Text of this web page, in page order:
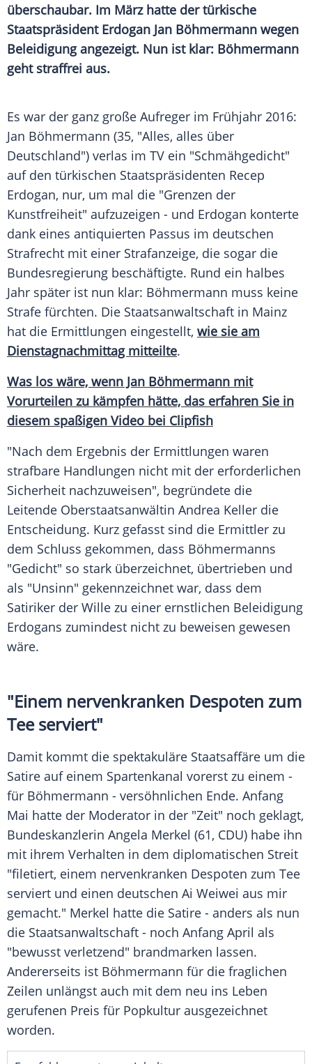
überschaubar. Im März hatte der türkische
Staatspräsident Erdogan Jan Böhmermann wegen
Beleidigung angezeigt. Nun ist klar: Böhmermann
geht straffrei aus.
Es war der ganz große Aufreger im Frühjahr 2016:
Jan Böhmermann (35, "Alles, alles über
Deutschland") verlas im TV ein "Schmähgedicht"
auf den türkischen Staatspräsidenten Recep
Erdogan, nur, um mal die "Grenzen der
Kunstfreiheit" aufzuzeigen - und Erdogan konterte
dank eines antiquierten Passus im deutschen
Strafrecht mit einer Strafanzeige, die sogar die
Bundesregierung beschäftigte. Rund ein halbes
Jahr später ist nun klar: Böhmermann muss keine
Strafe fürchten. Die Staatsanwaltschaft in Mainz
hat die Ermittlungen eingestellt, wie sie am
Dienstagnachmittag mitteilte.
Was los wäre, wenn Jan Böhmermann mit
Vorurteilen zu kämpfen hätte, das erfahren Sie in
diesem spaßigen Video bei Clipfish
"Nach dem Ergebnis der Ermittlungen waren
strafbare Handlungen nicht mit der erforderlichen
Sicherheit nachzuweisen", begründete die
Leitende Oberstaatsanwältin Andrea Keller die
Entscheidung. Kurz gefasst sind die Ermittler zu
dem Schluss gekommen, dass Böhmermanns
"Gedicht" so stark überzeichnet, übertrieben und
als "Unsinn" gekennzeichnet war, dass dem
Satiriker der Wille zu einer ernstlichen Beleidigung
Erdogans zumindest nicht zu beweisen gewesen
wäre.
"Einem nervenkranken Despoten zum
Tee serviert"
Damit kommt die spektakuläre Staatsaffäre um die
Satire auf einem Spartenkanal vorerst zu einem -
für Böhmermann - versöhnlichen Ende. Anfang
Mai hatte der Moderator in der "Zeit" noch geklagt,
Bundeskanzlerin Angela Merkel (61, CDU) habe ihn
mit ihrem Verhalten in dem diplomatischen Streit
"filetiert, einem nervenkranken Despoten zum Tee
serviert und einen deutschen Ai Weiwei aus mir
gemacht." Merkel hatte die Satire - anders als nun
die Staatsanwaltschaft - noch Anfang April als
"bewusst verletzend" brandmarken lassen.
Andererseits ist Böhmermann für die fraglichen
Zeilen unlängst auch mit dem neu ins Leben
gerufenen Preis für Popkultur ausgezeichnet
worden.